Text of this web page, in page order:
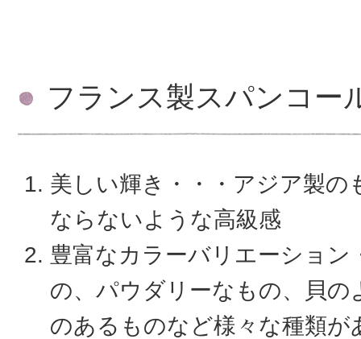
フランス製スパンコー
美しい輝き・・・アジア製の
ならないような高級感
豊富なカラーバリエーション
の、パウダリーなもの、貝の
のあるものなど様々な種類が